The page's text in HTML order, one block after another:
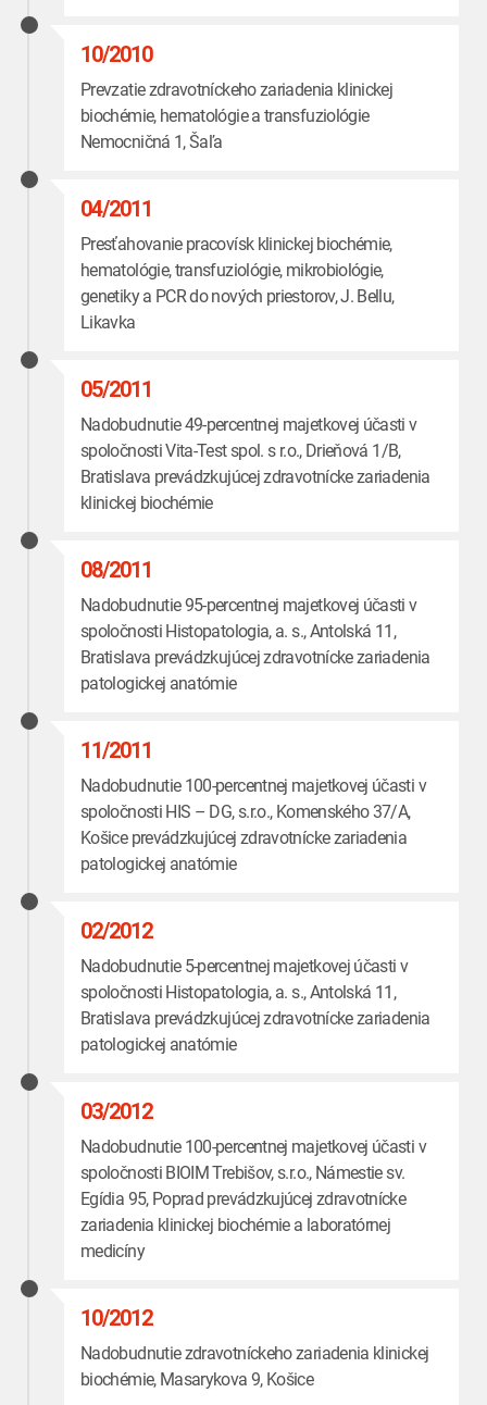
10/2010
Prevzatie zdravotníckeho zariadenia klinickej
biochémie, hematológie a transfuziológie
Nemocničná 1, Šaľa
04/2011
Presťahovanie pracovísk klinickej biochémie,
hematológie, transfuziológie, mikrobiológie,
genetiky a PCR do nových priestorov, J. Bellu,
Likavka
05/2011
Nadobudnutie 49-percentnej majetkovej účasti v
spoločnosti Vita-Test spol. s r.o., Drieňová 1/B,
Bratislava prevádzkujúcej zdravotnícke zariadenia
klinickej biochémie
08/2011
Nadobudnutie 95-percentnej majetkovej účasti v
spoločnosti Histopatologia, a. s., Antolská 11,
Bratislava prevádzkujúcej zdravotnícke zariadenia
patologickej anatómie
11/2011
Nadobudnutie 100-percentnej majetkovej účasti v
spoločnosti HIS – DG, s.r.o., Komenského 37/A,
Košice prevádzkujúcej zdravotnícke zariadenia
patologickej anatómie
02/2012
Nadobudnutie 5-percentnej majetkovej účasti v
spoločnosti Histopatologia, a. s., Antolská 11,
Bratislava prevádzkujúcej zdravotnícke zariadenia
patologickej anatómie
03/2012
Nadobudnutie 100-percentnej majetkovej účasti v
spoločnosti BIOIM Trebišov, s.r.o., Námestie sv.
Egídia 95, Poprad prevádzkujúcej zdravotnícke
zariadenia klinickej biochémie a laboratórnej
medicíny
10/2012
Nadobudnutie zdravotníckeho zariadenia klinickej
biochémie, Masarykova 9, Košice